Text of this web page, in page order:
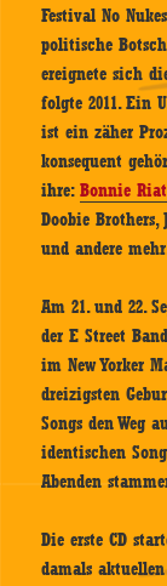
Festival No
politische
ereignete sich
folgte 2011. Ein
ist ein zäher
konsequent
ihre:Bonnie
Doobie Brothers,
und andere
Am 21. und 22.
der E Street
im New Yorker
dreizigsten
Songs den Weg
identischen
Abenden
Die erste CD
damals